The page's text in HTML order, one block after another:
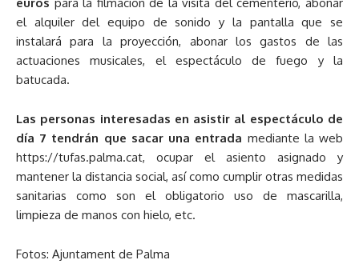
el alquiler del equipo de sonido y la pantalla que se
instalará para la proyección, abonar los gastos de las
actuaciones musicales, el espectáculo de fuego y la
batucada.
Las personas interesadas en asistir al espectáculo de
día 7 tendrán que sacar una entrada mediante la web
https://tufas.palma.cat, ocupar el asiento asignado y
mantener la distancia social, así como cumplir otras medidas
sanitarias como son el obligatorio uso de mascarilla,
limpieza de manos con hielo, etc.
Fotos: Ajuntament de Palma